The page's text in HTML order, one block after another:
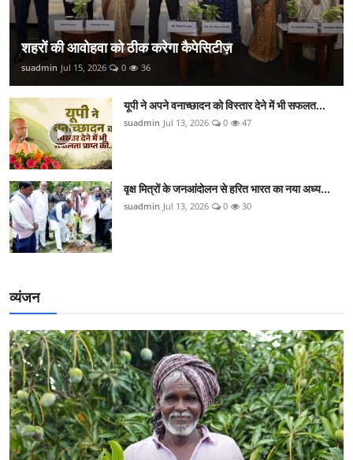
शहरों की आवोहवा को ठीक करेगा कैपेसिटीज़
suadmin Jul 15, 2026 0 36
यूपी ने अपने वनाच्छादन को विस्तार देने में भी सफलत...
suadmin Jul 13, 2026 0 47
वृक्ष मित्रों के जनआंदोलन से हरित भारत का नया अध्य...
suadmin Jul 13, 2026 0 30
व्यंजन